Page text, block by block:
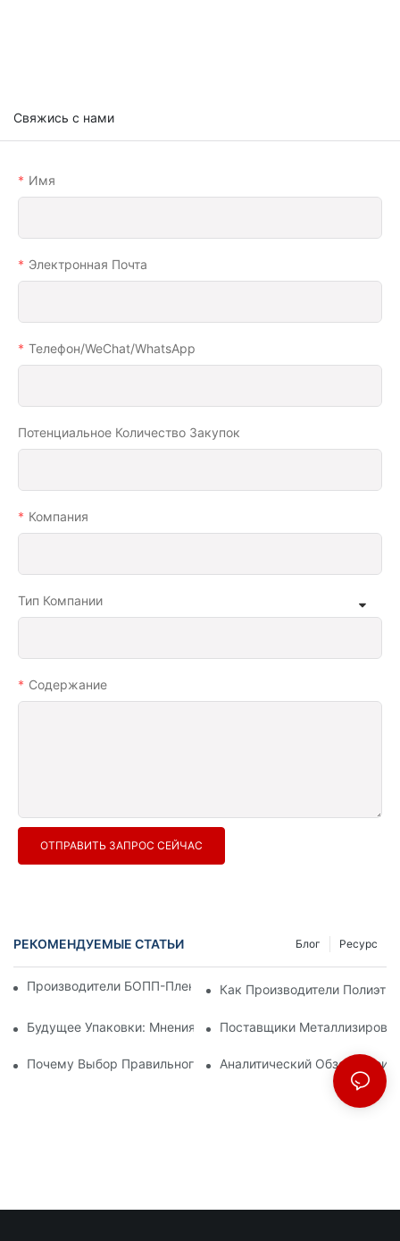
Свяжись с нами
Имя
Электронная Почта
Телефон/WeChat/WhatsApp
Потенциальное Количество Закупок
Компания
Тип Компании
Содержание
ОТПРАВИТЬ ЗАПРОС СЕЙЧАС
РЕКОМЕНДУЕМЫЕ СТАТЬИ Ресурс
Блог
Производители БОПП-Пленки: Основа Гибкой Упаковки
Как Производители
Будущее Упаковки: Мнения Ведущих Производителей
Поставщики
Почему Выбор Правильного Поставщика БОПП-Пленки
Аналитический Обзор